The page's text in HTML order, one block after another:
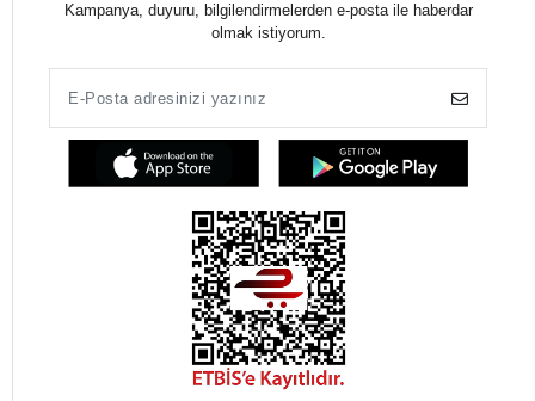
Kampanya, duyuru, bilgilendirmelerden e-posta ile haberdar
olmak istiyorum.